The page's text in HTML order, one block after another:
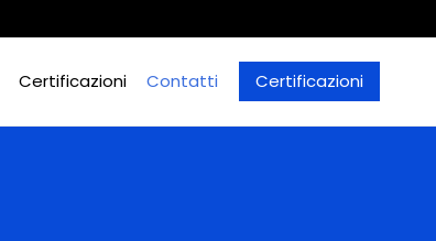
Certificazioni Contatti Certificazioni